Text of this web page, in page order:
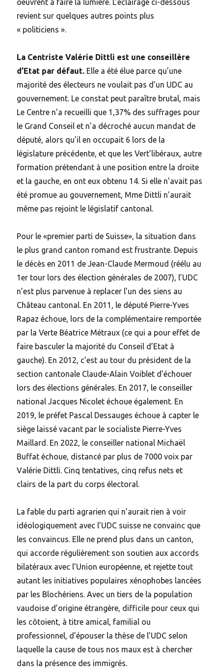
oeuvrent à faire la lumière. L’éclairage ci-dessous
revient sur quelques autres points plus
« politiciens ».
La Centriste Valérie Dittli est une conseillère
d’Etat par défaut. Elle a été élue parce qu’une
majorité des électeurs ne voulait pas d’un UDC au
gouvernement. Le constat peut paraître brutal, mais
Le Centre n’a recueilli que 1,37% des suffrages pour
le Grand Conseil et n’a décroché aucun mandat de
député, alors qu’il en occupait 6 lors de la
législature précédente, et que les Vert’libéraux, autre
formation prétendant à une position entre la droite
et la gauche, en ont eux obtenu 14. Si elle n’avait pas
été promue au gouvernement, Mme Dittli n’aurait
même pas rejoint le législatif cantonal.
Pour le «premier parti de Suisse», la situation dans
le plus grand canton romand est frustrante. Depuis
le décès en 2011 de Jean-Claude Mermoud (réélu au
1er tour lors des élection générales de 2007), l’UDC
n’est plus parvenue à replacer l’un des siens au
Château cantonal. En 2011, le député Pierre-Yves
Rapaz échoue, lors de la complémentaire remportée
par la Verte Béatrice Métraux (ce qui a pour effet de
faire basculer la majorité du Conseil d’Etat à
gauche). En 2012, c’est au tour du président de la
section cantonale Claude-Alain Voiblet d’échouer
lors des élections générales. En 2017, le conseiller
national Jacques Nicolet échoue également. En
2019, le préfet Pascal Dessauges échoue à capter le
siège laissé vacant par le socialiste Pierre-Yves
Maillard. En 2022, le conseiller national Michaël
Buffat échoue, distancé par plus de 7000 voix par
Valérie Dittli. Cinq tentatives, cinq refus nets et
clairs de la part du corps électoral.
La fable du parti agrarien qui n’aurait rien à voir
idéologiquement avec l’UDC suisse ne convainc que
les convaincus. Elle ne prend plus dans un canton,
qui accorde régulièrement son soutien aux accords
bilatéraux avec l’Union européenne, et rejette tout
autant les initiatives populaires xénophobes lancées
par les Blochériens. Avec un tiers de la population
vaudoise d’origine étrangère, difficile pour ceux qui
les côtoient, à titre amical, familial ou
professionnel, d’épouser la thèse de l’UDC selon
laquelle la cause de tous nos maux est à chercher
dans la présence des immigrés.